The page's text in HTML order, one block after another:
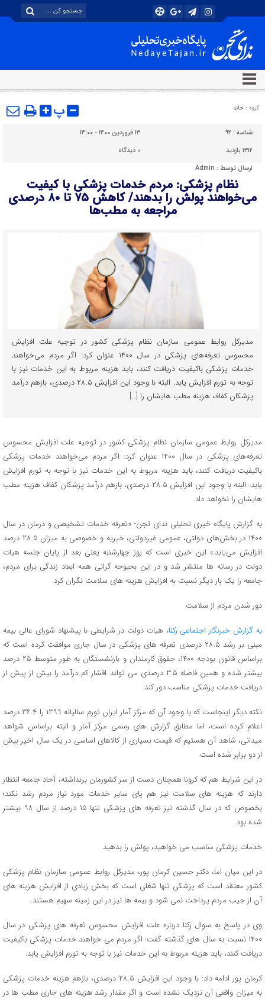
گروه : خانه پ
شناسه : ۹۲
۱۳ فروردین ۱۴۰۰ - ۱۴:۰۰
۱۳۱۲ بازدید
۰ دیدگاه
ارسال توسط : Admin
نظام پزشکی: مردم خدمات پزشکی با کیفیت
می‌خواهند پولش را بدهند/ کاهش ۷۵ تا ۸۰ درصدی
مراجعه به مطب‌ها
مدیرکل روابط عمومی سازمان نظام پزشکی کشور در توجیه علت افزایش
محسوس تعرفه‌های پزشکی در سال ۱۴۰۰ عنوان کرد: اگر مردم می‌خواهند
خدمات پزشکی باکیفیت دریافت کنند، باید هزینه مربوط به این خدمات نیز با
توجه به تورم افزایش یابد. البته با وجود این افزایش ۲۸.۵ درصدی، بازهم درآمد
پزشکان کفاف هزینه مطب هایشان را […]
مدیرکل روابط عمومی سازمان نظام پزشکی کشور در توجیه علت افزایش محسوس
تعرفه‌های پزشکی در سال ۱۴۰۰ عنوان کرد: اگر مردم می‌خواهند خدمات پزشکی
باکیفیت دریافت کنند، باید هزینه مربوط به این خدمات نیز با توجه به تورم افزایش
یابد. البته با وجود این افزایش ۲۸.۵ درصدی، بازهم درآمد پزشکان کفاف هزینه مطب
هایشان را نخواهد داد.
به گزارش پایگاه خبری تحلیلی ندای تجن- «تعرفه خدمات تشخیصی و درمان در سال
۱۴۰۰ در بخش‌های دولتی، عمومی غیردولتی، خیریه و خصوصی به میزان ۲۸.۵ درصد
افزایش می‌یابد.» این خبری است که روز چهارشنبه یعنی بعد از پایان جلسه هیات
دولت در رسانه ها منتشر شد و در این بحبوحه گرانی همه ابعاد زندگی برای مردم،
جامعه را یک بار دیگر نسبت به افزایش هزینه های سلامت نگران کرد.
دور شدن مردم از سلامت
به گزارش خبرنگار اجتماعی رکنا، هیات دولت در شرایطی با پیشنهاد شورای عالی بیمه
مبنی بر رشد ۲۸.۵ درصدی تعرفه های پزشکی در سال جاری موافقت کرده است که
براساس قانون بودجه ۱۴۰۰، حقوق کارمندان و بازنشستگان به طور متوسط ۲۵ درصد
بیشتر شده و همین فاصله ۳.۵ درصدی می تواند اقشار کم درآمد را بیش از پیش از
دریافت خدمات پزشکی مناسب دور کند.
نکته دیگر اینجاست که با وجود آن که مرکز آمار ایران تورم سالیانه ۱۳۹۹ را ۳۶.۴ درصد
اعلام کرده است، اما مطابق گزارش های رسمی مرکز آمار و البته براساس شواهد
میدانی، شاهد آن هستیم که قیمت بسیاری از کالاهای اساسی در یک سال اخیر بیش
از دو برابر شده است.
در این شرایط هم که کرونا همچنان دست از سر کشورمان برنداشته، آحاد جامعه انتظار
دارند که هزینه های سلامت نیز هم پای سایر خدمات مورد نیاز مردم رشد نکند؛
بخصوص که در سال گذشته نیز تعرفه های پزشکی تنها ۱۵ درصد از سال ۹۸ بیشتر
شده بود.
خدمات پزشکی مناسب می خواهید، پولش را بدهید
در این میان اما، دکتر حسین کرمان پور، مدیرکل روابط عمومی سازمان نظام پزشکی
کشور معتقد است که پزشکی تنها شغلی است که بخش زیادی از افزایش هزینه های
آن از جیب مردم پرداخت نمی شود و بیمه ها نیز در این زمینه سهیم هستند.
وی در پاسخ به سوال رکنا درباره علت افزایش محسوس تعرفه های پزشکی در سال
۱۴۰۰ نسبت به سال های گذشته گفت: اگر مردم می خواهند خدمات پزشکی باکیفیت
دریافت کنند، باید هزینه مربوط به این خدمات نیز با توجه به تورم افزایش یابد.
کرمان پور ادامه داد: با وجود این افزایش ۲۸.۵ درصدی، بازهم هزینه خدمات پزشکی
به میزان واقعی آن نزدیک نشده است و اگر مقدار رشد هزینه های جاری مطب ها در